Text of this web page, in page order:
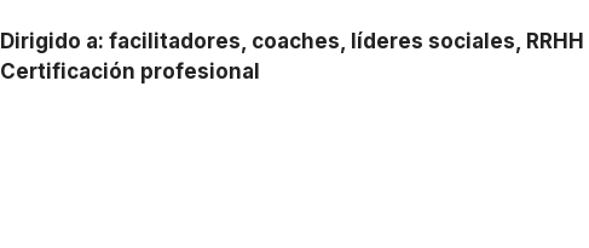
Dirigido a: facilitadores, coaches, líderes sociales, RRHH
Certificación profesional